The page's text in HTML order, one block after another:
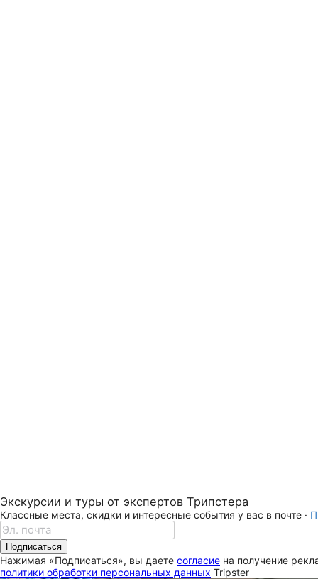
Экскурсии и туры от экспертов Трипстера
Классные места, скидки и интересные события у вас в почте ·
Подписаться
Нажимая «Подписаться», вы даете согласие на получение
политики обработки персональных данных Tripster